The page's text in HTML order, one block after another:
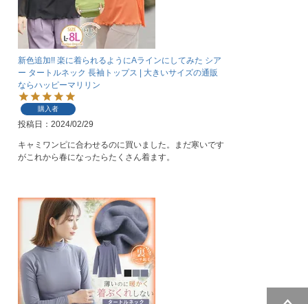
新色追加!! 楽に着られるようにAラインにしてみた シア
ー タートルネック 長袖トップス | 大きいサイズの通販
ならハッピーマリリン
購入者
投稿日 2024/02/29
キャミワンピに合わせるのに買いました。まだ寒いです
がこれから春になったらたくさん着ます。